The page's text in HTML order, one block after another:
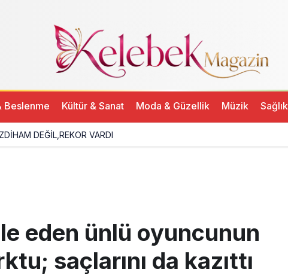
Beslenme Kültür & Sanat Moda & Güzellik Müzik Sağlık
DEĞİL,REKOR VARDI
eden ünlü oyuncunun
saçlarını da kazıttı